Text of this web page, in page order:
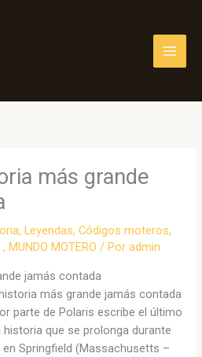
más grande
Leyendas, Códigos moteros,
, MUNDO MOTERO / Poradmin
jamás contada
parte de Polaris escribe el último
que se prolonga durante
Springfield (Massachusetts –